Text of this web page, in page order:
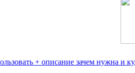
+ описание зачем нужна и